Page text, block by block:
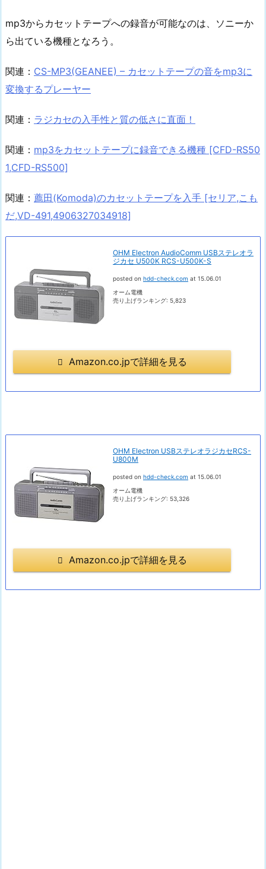
mp3からカセットテープへの録音が可能なのは、ソニーか
ら出ている機種となろう。
関連： CS-MP3(GEANEE) – カセットテープの音をmp3に
変換するプレーヤー
関連： ラジカセの入手性と質の低さに直面！
関連： mp3をカセットテープに録音できる機種 [CFD-RS50
1,CFD-RS500]
関連： 薦田(Komoda)のカセットテープを入手 [セリア,こも
だ,VD-491,4906327034918]
OHM Electron AudioComm USBステレオラ
ジカセ U500K RCS-U500K-S
posted on hdd-check.com at 15.06.01
オーム電機
売り上げランキング: 5,823
Amazon.co.jpで詳細を見る
OHM Electron USBステレオラジカセRCS-
U800M
posted on hdd-check.com at 15.06.01
オーム電機
売り上げランキング: 53,326
Amazon.co.jpで詳細を見る